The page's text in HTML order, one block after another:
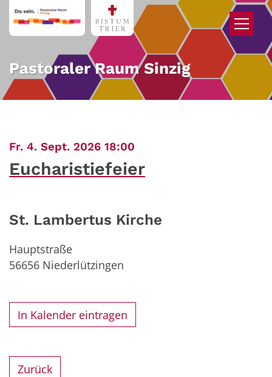
Zum Inhalt springen
Pastoraler Raum Sinzig
Fr. 4. Sept. 2026 18:00
Eucharistiefeier
St. Lambertus Kirche
Hauptstraße
56656 Niederlützingen
In Kalender eintragen
Zurück